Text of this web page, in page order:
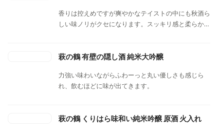
香りは控えめですが爽やかなテイストの中にも秋酒ら
しい味ノリがクセになります。スッキリ感と柔らかい
萩の鶴 有壁の隠し酒 純米大吟醸
力強い味わいながらふわーっと丸い優しさも感じら
れ、飲むほどに味が出てきます。
萩の鶴 くりはら味和い純米吟醸 原酒 火入れ